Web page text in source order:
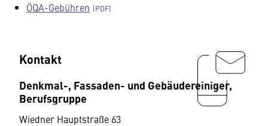
ÖQA-Gebühren
Kontakt
Denkmal-, Fassaden- und Gebäudereiniger,
Berufsgruppe
Wiedner Hauptstraße 63